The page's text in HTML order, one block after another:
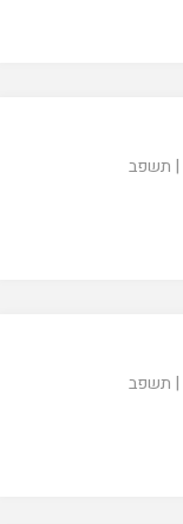
| תשפב
| תשפב